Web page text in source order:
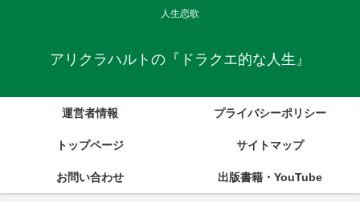
人生恋歌
アリクラハルトの『ドラクエ的な人生』
運営者情報 プライバシーポリシー
トップページ サイトマップ
お問い合わせ 出版書籍・YouTube